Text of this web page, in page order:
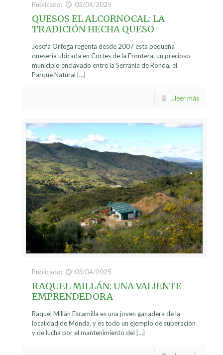
Publicado: 03/04/2025
QUESOS EL ALCORNOCAL: LA
TRADICIÓN HECHA QUESO
Josefa Ortega regenta desde 2007 esta pequeña
quesería ubicada en Cortes de la Frontera, un precioso
municipio enclavado entre la Serranía de Ronda, el
Parque Natural […]
...leer más
Publicado: 03/04/2025
RAQUEL MILLÁN: UNA VALIENTE
EMPRENDEDORA
Raquel Millán Escamilla es una joven ganadera de la
localidad de Monda, y es todo un ejemplo de superación
y de lucha por el mantenimiento del […]